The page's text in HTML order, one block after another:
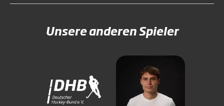
Unsere anderen Spieler